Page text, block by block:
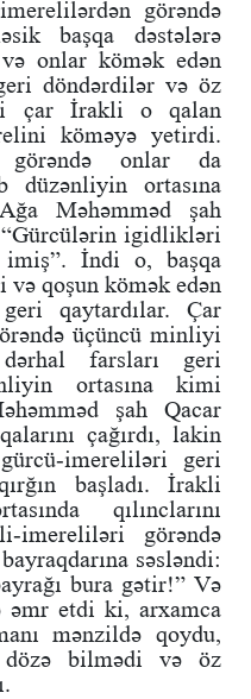
görəndə
başqa dəstələrə
onlar kömək edən
döndərdilər və öz
çar İrakli o qalan
köməyə yetirdi.
görəndə onlar da
düzənliyin ortasına
Məhəmməd şah
“Gürcülərin igidlikləri
imiş”. İndi o, başqa
və qoşun kömək edən
qaytardılar. Çar
üçüncü minliyi
farsları geri
ortasına kimi
şah Qacar
çağırdı, lakin
imereliləri geri
başladı. İrakli
qılınclarını
imereliləri görəndə
səsləndi:
bura gətir!” Və
etdi ki, arxamca
mənzildə qoydu,
bilmədi və öz